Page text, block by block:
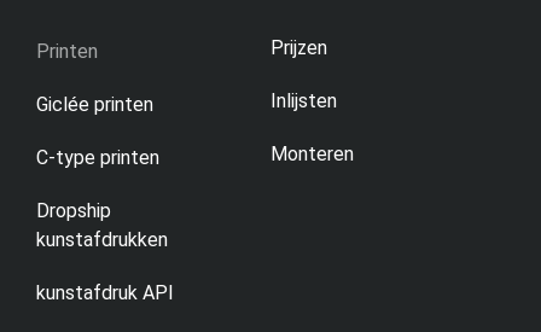
Printen
Giclée printen
C-type printen
Dropship
kunstafdrukken
kunstafdruk API
Prijzen
Inlijsten
Monteren